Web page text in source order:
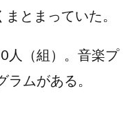
とまっていた。
人（組）。音楽プ
ムがある。